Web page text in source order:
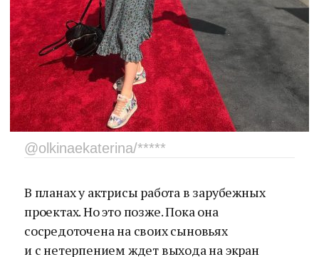
@olkinaekaterina/*****
В планах у актрисы работа в зарубежных
проектах. Но это позже. Пока она
сосредоточена на своих сыновьях
и с нетерпением ждет выхода на экран